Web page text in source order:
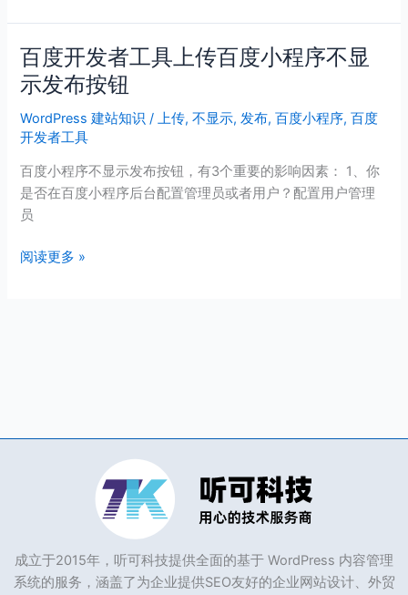
能
上
线
通
知
百度开发者工具上传百度小程序不显
示发布按钮
WordPress 建站知识 / 上传,不显示, 发布,百度小程序,百度
开发者工具
百度小程序不显示发布按钮，有3个重要的影响因素： 1、你
是否在百度小程序后台配置管理员或者用户？配置用户管理
员
百
度
开
发
者
工
具
上
百
阅读更多 »
成立于2015年，听可科技提供全面的基于 WordPress 内容管理
系统的服务，涵盖了为企业提供SEO友好的企业网站设计、外贸